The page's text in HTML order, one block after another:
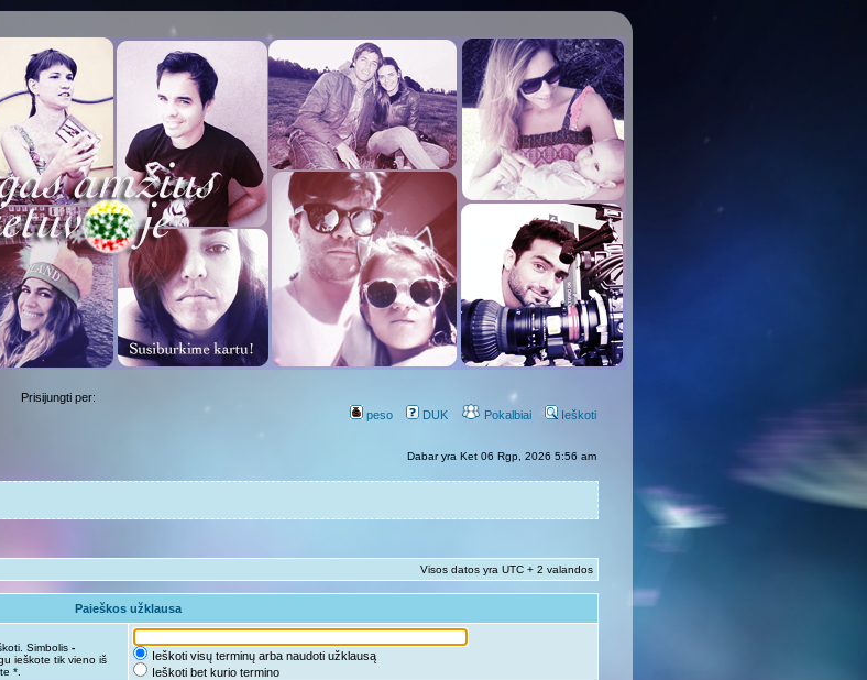
Prisijungti per:
peso
DUK Pokalbiai Ieškoti
Dabar yra Ket 06 Rgp, 2026 5:56 am
Visos datos yra UTC + 2 valandos
Paieškos užklausa
Simbolis -
ieškote tik vieno iš
*.
Ieškoti visų terminų arba naudoti užklausą
Ieškoti bet kurio termino